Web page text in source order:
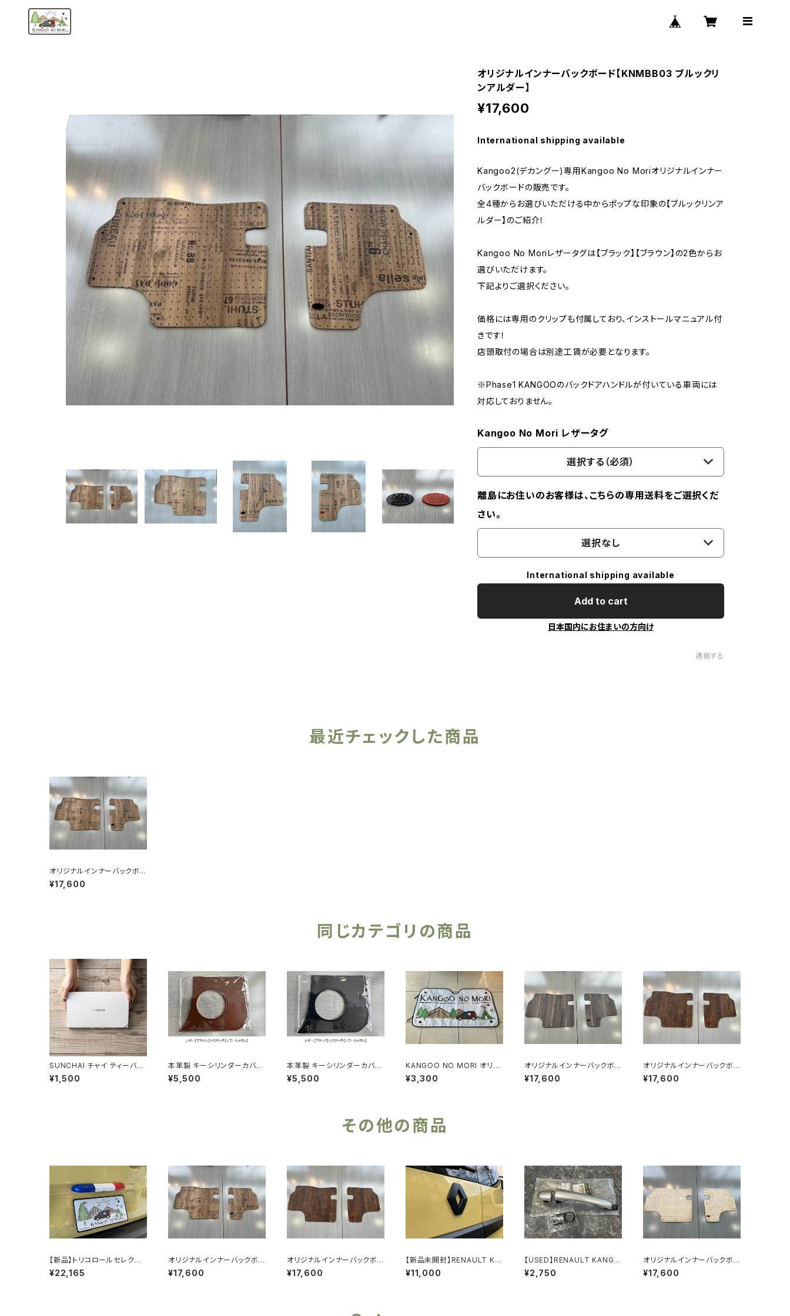
オリジナルインナーバックボード【KNMBB03 ブルックリ
ンアルダー】
¥17,600
International shipping available
Kangoo2(デカングー)専用Kangoo No Moriオリジナルインナー
バックボードの販売です。
全4種からお選びいただける中からポップな印象の【ブルックリンア
ルダー】のご紹介！
Kangoo No Moriレザータグは【ブラック】【ブラウン】の2色からお
選びいただけます。
下記よりご選択ください。
価格には専用のクリップも付属しており、インストールマニュアル付
きです！
店頭取付の場合は別途工賃が必要となります。
※Phase1 KANGOOのバックドアハンドルが付いている車両には
対応しておりません。
Kangoo No Mori レザータグ
選択する（必須）
離島にお住いのお客様は、こちらの専用送料をご選択くだ
さい。
選択なし
International shipping available
Add to cart
日本国内にお住まいの方向け
通報する
最近チェックした商品
オリジナルインナーバックボ
ード【KNMBB03 ブルックリ
ンアルダー】
¥17,600
同じカテゴリの商品
SUNCHAI チャイ ティーバッ
グ 3種 飲み比べギフトBOXセ
ット
¥1,500
本革製 キーシリンダーカバー
Brown Leather Type
¥5,500
本革製 キーシリンダーカバー
Black Leather Type
¥5,500
KANGOO NO MORI オリジ
ナルサンシェード
¥3,300
オリジナルインナーバックボ
ード 【KNMBB01 ヴィンテー
ジグレージュ】
¥17,600
オリジナルインナーバックボ
ード【KNMBB02 ブラウン】
¥17,600
その他の商品
【新品】トリコロールセレクショ
ン：リアライセンスプレートラ
ンプカバー【残：6】
¥22,165
オリジナルインナーバックボ
ード【KNMBB03 ブルックリ
ンアルダー】
¥17,600
オリジナルインナーバックボ
ード【KNMBB02 ブラウン】
¥17,600
【新品未開封】RENAULT KA
NGOO3 エンブレムブラック
カバー：マットブラック（リア
¥11,000
【USED】RENAULT KANGO
O Phase2 ドアハンドル
¥2,750
オリジナルインナーバックボ
ード【KNMBB04 ナチュラル
ウッド】
¥17,600